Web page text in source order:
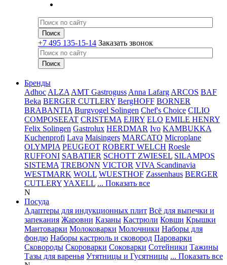
+7 495 135-15-14 Заказать звонок
Бренды
Adhoc ALZA AMT Gastroguss Anna Lafarg ARCOS BAF
Beka BERGER CUTLERY BergHOFF BORNER
BRABANTIA Burgvogel Solingen Chef's Choice CILIO
COMPOSEEAT CRISTEMA EJIRY ELO EMILE HENRY
Felix Solingen Gastrolux HERDMAR Ivo KAMBUKKA
Kuchenprofi Lava Maisingers MARCATO Microplane
OLYMPIA PEUGEOT ROBERT WELCH Roesle
RUFFONI SABATIER SCHOTT ZWIESEL SILAMPOS
SISTEMA TREBONN VICTOR VIVA Scandinavia
WESTMARK WOLL WUESTHOF Zassenhaus BERGER
CUTLERYYAXELL ... Показать все
N
Посуда
Адаптеры для индукционных плит Всё для выпечки и
запекания Жаровни Казаны Кастрюли Ковши Крышки
Мантоварки Молоковарки Молочники Наборы для
фондю Наборы кастрюль и сковород Пароварки
Сковороды Скороварки Соковарки Сотейники Тажины
Тазы для варенья Утятницы и Гусятницы ... Показать все